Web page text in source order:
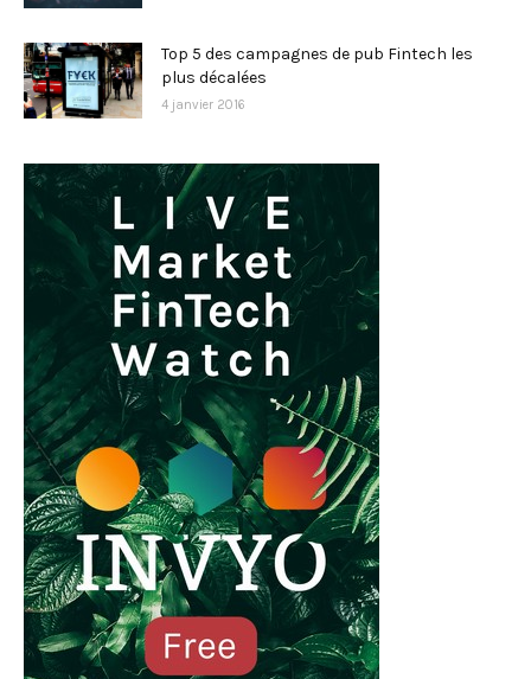
Top 5 des campagnes de pub Fintech les
plus décalées
4 janvier 2016